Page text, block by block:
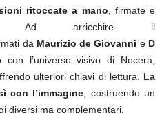
ritoccate a mano , firmate e
Ad arricchire il
da Maurizio de Giovanni e D
l’universo visivo di Nocera,
ulteriori chiavi di lettura. La
con l’immagine , costruendo un
diversi ma complementari.